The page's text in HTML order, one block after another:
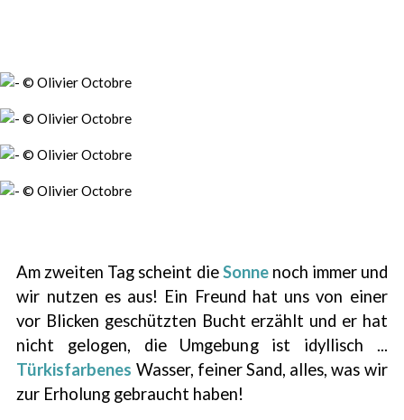
Am zweiten Tag scheint dieSonnenoch immer und
wir nutzen es aus! Ein Freund hat uns von einer
vor Blicken geschützten Bucht erzählt und er hat
nicht gelogen, die Umgebung ist idyllisch ...
Türkisfarbenes Wasser, feiner Sand, alles, was wir
zur Erholung gebraucht haben!